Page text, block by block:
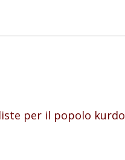
per il popolo kurdo